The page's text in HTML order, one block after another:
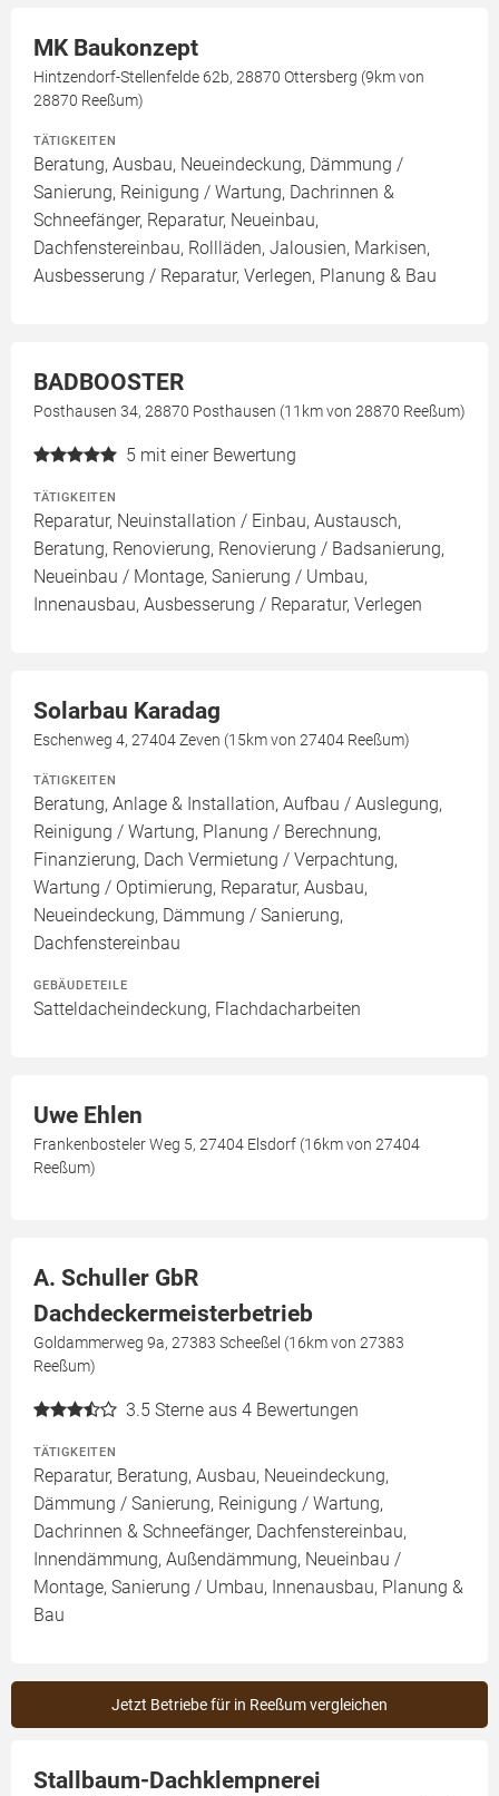
MK Baukonzept
Hintzendorf-Stellenfelde 62b, 28870 Ottersberg (9km von
28870 Reeßum)
TÄTIGKEITEN
Beratung, Ausbau, Neueindeckung, Dämmung /
Sanierung, Reinigung / Wartung, Dachrinnen &
Schneefänger, Reparatur, Neueinbau,
Dachfenstereinbau, Rollläden, Jalousien, Markisen,
Ausbesserung / Reparatur, Verlegen, Planung & Bau
BADBOOSTER
Posthausen 34, 28870 Posthausen (11km von 28870 Reeßum)
5 mit einer Bewertung
TÄTIGKEITEN
Reparatur, Neuinstallation / Einbau, Austausch,
Beratung, Renovierung, Renovierung / Badsanierung,
Neueinbau / Montage, Sanierung / Umbau,
Innenausbau, Ausbesserung / Reparatur, Verlegen
Solarbau Karadag
Eschenweg 4, 27404 Zeven (15km von 27404 Reeßum)
TÄTIGKEITEN
Beratung, Anlage & Installation, Aufbau / Auslegung,
Reinigung / Wartung, Planung / Berechnung,
Finanzierung, Dach Vermietung / Verpachtung,
Wartung / Optimierung, Reparatur, Ausbau,
Neueindeckung, Dämmung / Sanierung,
Dachfenstereinbau
GEBÄUDETEILE
Satteldacheindeckung, Flachdacharbeiten
Uwe Ehlen
Frankenbosteler Weg 5, 27404 Elsdorf (16km von 27404
Reeßum)
A. Schuller GbR
Dachdeckermeisterbetrieb
Goldammerweg 9a, 27383 Scheeßel (16km von 27383
Reeßum)
3.5 Sterne aus 4 Bewertungen
TÄTIGKEITEN
Reparatur, Beratung, Ausbau, Neueindeckung,
Dämmung / Sanierung, Reinigung / Wartung,
Dachrinnen & Schneefänger, Dachfenstereinbau,
Innendämmung, Außendämmung, Neueinbau /
Montage, Sanierung / Umbau, Innenausbau, Planung &
Bau
Jetzt Betriebe für in Reeßum vergleichen
Stallbaum-Dachklempnerei